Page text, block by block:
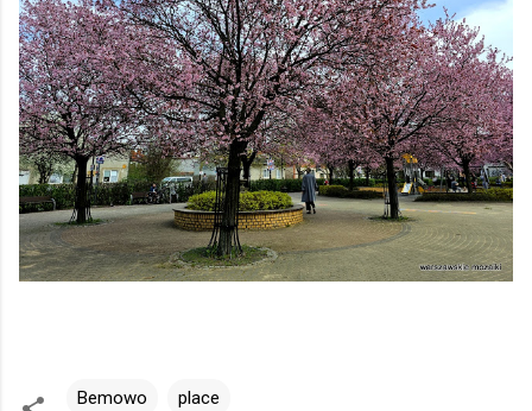
Bemowo place